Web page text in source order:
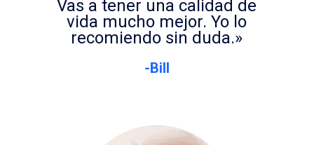
Vas a tener una calidad de
vida mucho mejor. Yo lo
recomiendo sin duda.»
-Bill